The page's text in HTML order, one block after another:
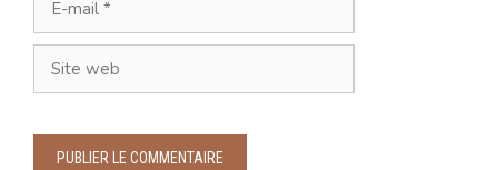
mail
Site
web